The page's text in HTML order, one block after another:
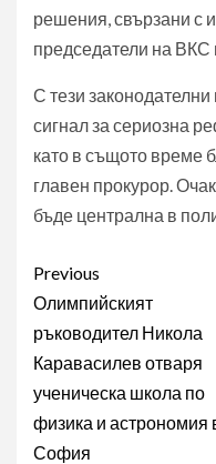
решения, свързани с
председатели на ВКС
С тези
сигнал за сериозна
като в същото време
главен прокурор.
бъде централна в
Post
navigation
Previous
Олимпийският
ръководител Никола
Каравасилев отваря
ученическа школа по
физика и астрономия
София